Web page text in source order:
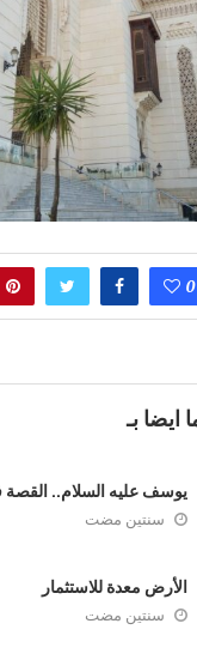
0
ايضا بـ
يوسف عليه السلام..
سنتين مضت
الأرض معدة للاستثمار
سنتين مضت